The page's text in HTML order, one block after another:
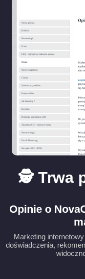
🕵️ Trwa
Opinie o
Marketing
doświadczenia,